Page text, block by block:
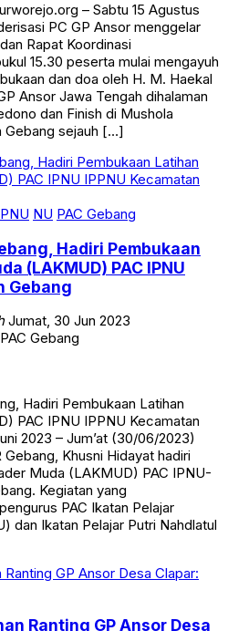
– Sabtu 15 Agustus
PC GP Ansor menggelar
Rapat Koordinasi
15.30 peserta mulai mengayuh
dan doa oleh H. M. Haekal
Ansor Jawa Tengah dihalaman
dan Finish di Mushola
Gebang sejauh […]
NU PAC Gebang
Hadiri Pembukaan
(LAKMUD) PAC IPNU
Gebang
Jumat, 30 Jun 2023
Gebang
Hadiri Pembukaan Latihan
PAC IPNU IPPNU Kecamatan
2023 – Jum’at (30/06/2023)
Gebang, Khusni Hidayat hadiri
Muda (LAKMUD) PAC IPNU-
Kegiatan yang
PAC Ikatan Pelajar
dan Ikatan Pelajar Putri Nahdlatul
Ranting GP Ansor Desa